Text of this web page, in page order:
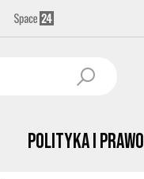
Polityka i prawo